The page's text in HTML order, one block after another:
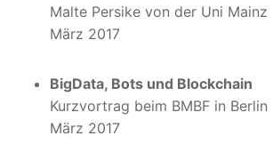
Malte Persike von der Uni Mainz
März 2017
BigData, Bots und Blockchain
Kurzvortrag beim BMBF in Berlin
März 2017